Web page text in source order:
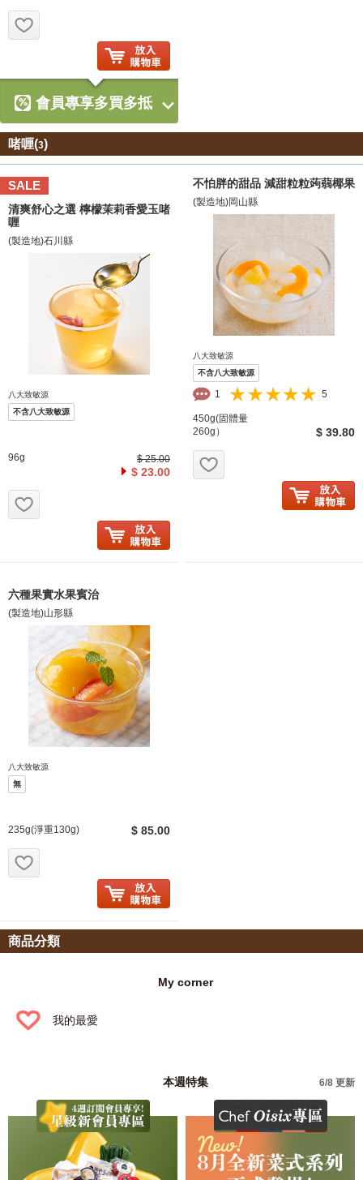
會員專享多買多抵
啫喱(3)
SALE
清爽舒心之選 檸檬茉莉香愛玉啫
喱
(製造地)石川縣
八大致敏源
不含八大致敏源
96g $ 25.00
$ 23.00
不怕胖的甜品 減甜粒粒蒟蒻椰果
(製造地)岡山縣
八大致敏源
不含八大致敏源
1 5
450g(固體量
260g）
$ 39.80
六種果實水果賓治
(製造地)山形縣
八大致敏源
無
235g(淨重130g) $ 85.00
商品分類
My corner
我的最愛
本週特集 6/8 更新